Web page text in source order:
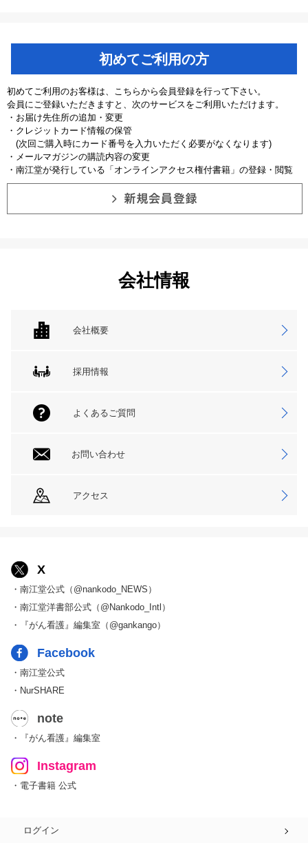
初めてご利用の方
初めてご利用のお客様は、こちらから会員登録を行って下さい。
会員にご登録いただきますと、次のサービスをご利用いただけます。
・お届け先住所の追加・変更
・クレジットカード情報の保管
(次回ご購入時にカード番号を入力いただく必要がなくなります)
・メールマガジンの購読内容の変更
・南江堂が発行している「オンラインアクセス権付書籍」の登録・閲覧
会社情報
会社概要
採用情報
よくあるご質問
お問い合わせ
アクセス
X
・南江堂公式（@nankodo_NEWS）
・南江堂洋書部公式（@Nankodo_Intl）
・『がん看護』編集室（@gankango）
Facebook
・南江堂公式
・NurSHARE
note
・『がん看護』編集室
Instagram
・電子書籍 公式
ログイン